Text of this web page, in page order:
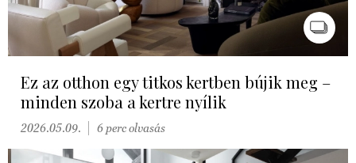
Ez az otthon egy titkos kertben bújik meg –
minden szoba a kertre nyílik
2026.05.09. 6 perc olvasás